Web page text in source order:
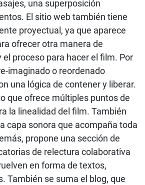
una superposición
El sitio web también tiene
proyectual, ya que aparece
ofrecer otra manera de
proceso para hacer el film. Por
imaginado o reordenado
una lógica de contener y liberar.
que ofrece múltiples puntos de
la linealidad del film. También
capa sonora que acompaña toda
propone una sección de
de relectura colaborativa
en forma de textos,
También se suma el blog, que